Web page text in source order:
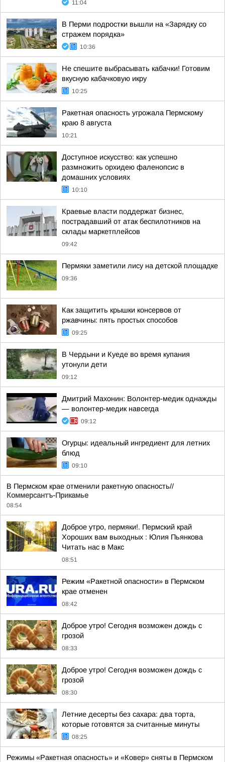
11:04
В Перми подростки вышли на «Зарядку со
стражем порядка»
10:36
Не спешите выбрасывать кабачки! Готовим
вкусную кабачковую икру
10:25
Ракетная опасность угрожала Пермскому
краю 8 августа
10:21
Доступное искусство: как успешно
размножить орхидею фаленопсис в
домашних условиях
10:10
Краевые власти поддержат бизнес,
пострадавший от атак беспилотников на
склады маркетплейсов
09:42
Пермяки заметили лису на детской площадке
09:36
Как защитить крышки консервов от
ржавчины: пять простых способов
09:25
В Чердыни и Куеде во время купания
утонули дети
09:12
Дмитрий Махонин: Волонтер-медик однажды
— волонтер-медик навсегда
09:12
Огурцы: идеальный ингредиент для летних
блюд
09:10
В Пермском крае отменили ракетную опасность//
Коммерсантъ-Прикамье
08:54
Доброе утро, пермяки!. Пермский край
Хороших вам выходных : Юлия Пьянкова
Читать нас в Макс
08:51
Режим «Ракетной опасности» в Пермском
крае отменен
08:42
Доброе утро! Сегодня возможен дождь с
грозой
08:33
Доброе утро! Сегодня возможен дождь с
грозой
08:30
Летние десерты без сахара: два торта,
которые готовятся за считанные минуты
08:25
Режимы «Ракетная опасность» и «Ковер» сняты в Пермском